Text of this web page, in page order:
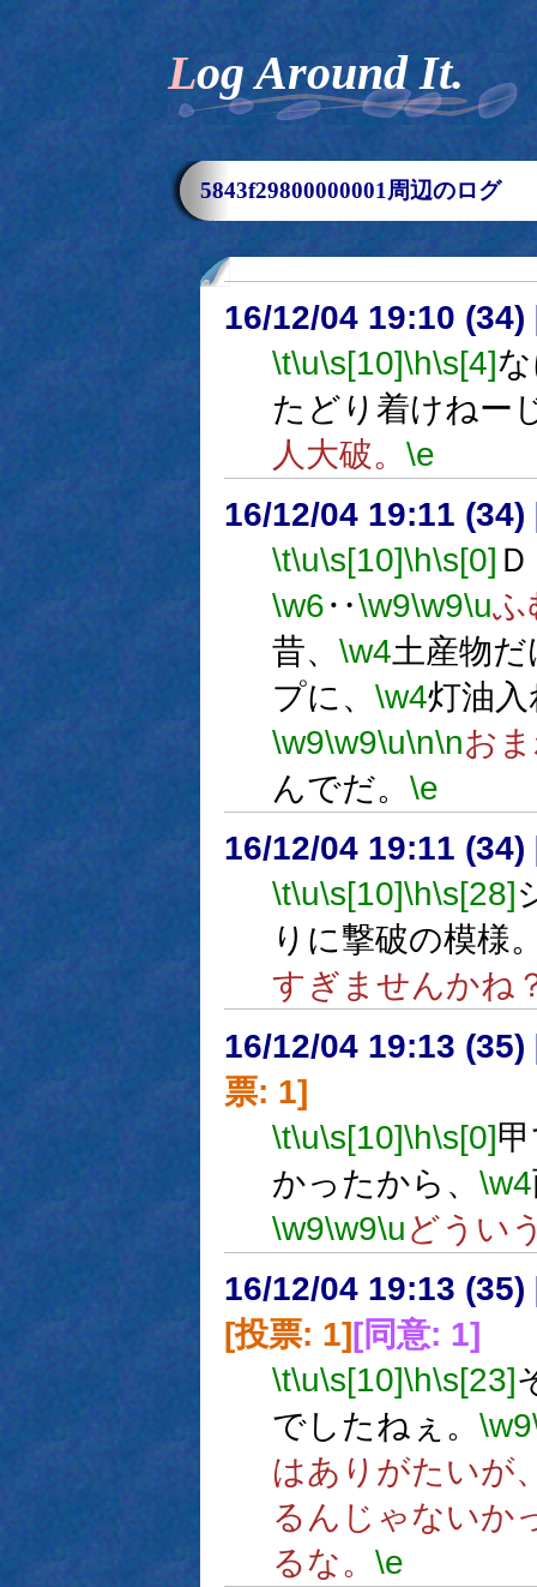
Log Around It.
5843f29800000001周辺のログ
16/12/04 19:10 (34)
\t\u\s[10]\h\s[4]
たどり着けねー
人大破。 \e
16/12/04 19:11 (34)
\t\u\s[10]\h\s[0]
\w6‥\w9\w9\uふ
昔、 \w4土産物
プに、 \w4灯油
\w9\w9\u\n\nお
んでだ。 \e
16/12/04 19:11 (34)
\t\u\s[10]\h\s[28]
りに撃破の模様
すぎませんかね
16/12/04 19:13 (35)
票: 1]
\t\u\s[10]\h\s[0]
かったから、 \w4
\w9\w9\uどうい
16/12/04 19:13 (35)
[投票: 1][同意: 1]
\t\u\s[10]\h\s[23]
でしたねぇ。 \w9
はありがたいが
るんじゃないか
るな。 \e